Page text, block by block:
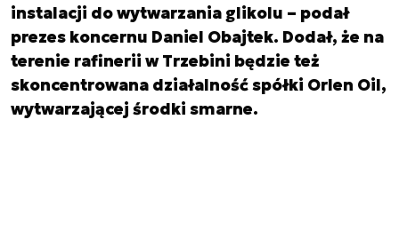
instalacji do wytwarzania glikolu – podał
prezes koncernu Daniel Obajtek. Dodał, że na
terenie rafinerii w Trzebini będzie też
skoncentrowana działalność spółki Orlen Oil,
wytwarzającej środki smarne.